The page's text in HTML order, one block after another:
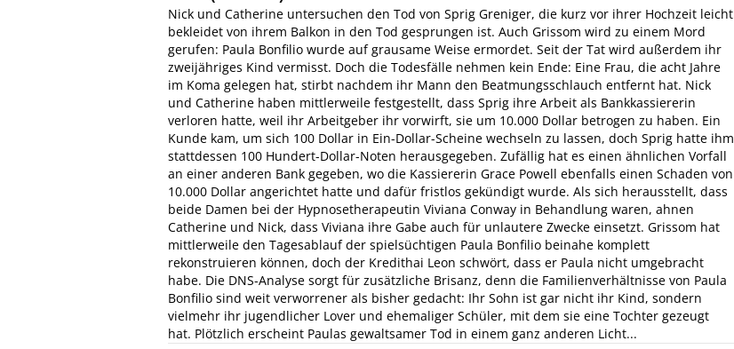
Nick und Catherine untersuchen den Tod von Sprig Greniger, die kurz vor ihrer Hochzeit leicht
bekleidet von ihrem Balkon in den Tod gesprungen ist. Auch Grissom wird zu einem Mord
gerufen: Paula Bonfilio wurde auf grausame Weise ermordet. Seit der Tat wird außerdem ihr
zweijähriges Kind vermisst. Doch die Todesfälle nehmen kein Ende: Eine Frau, die acht Jahre
im Koma gelegen hat, stirbt nachdem ihr Mann den Beatmungsschlauch entfernt hat. Nick
und Catherine haben mittlerweile festgestellt, dass Sprig ihre Arbeit als Bankkassiererin
verloren hatte, weil ihr Arbeitgeber ihr vorwirft, sie um 10.000 Dollar betrogen zu haben. Ein
Kunde kam, um sich 100 Dollar in Ein-Dollar-Scheine wechseln zu lassen, doch Sprig hatte ihm
stattdessen 100 Hundert-Dollar-Noten herausgegeben. Zufällig hat es einen ähnlichen Vorfall
an einer anderen Bank gegeben, wo die Kassiererin Grace Powell ebenfalls einen Schaden von
10.000 Dollar angerichtet hatte und dafür fristlos gekündigt wurde. Als sich herausstellt, dass
beide Damen bei der Hypnosetherapeutin Viviana Conway in Behandlung waren, ahnen
Catherine und Nick, dass Viviana ihre Gabe auch für unlautere Zwecke einsetzt. Grissom hat
mittlerweile den Tagesablauf der spielsüchtigen Paula Bonfilio beinahe komplett
rekonstruieren können, doch der Kredithai Leon schwört, dass er Paula nicht umgebracht
habe. Die DNS-Analyse sorgt für zusätzliche Brisanz, denn die Familienverhältnisse von Paula
Bonfilio sind weit verworrener als bisher gedacht: Ihr Sohn ist gar nicht ihr Kind, sondern
vielmehr ihr jugendlicher Lover und ehemaliger Schüler, mit dem sie eine Tochter gezeugt
hat. Plötzlich erscheint Paulas gewaltsamer Tod in einem ganz anderen Licht...